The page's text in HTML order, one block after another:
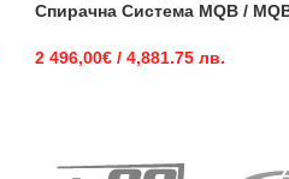
Спирачна Система MQB /
2 496,00€ / 4,881.75 лв.